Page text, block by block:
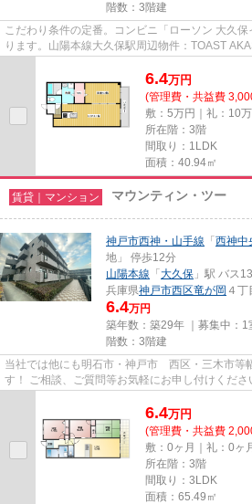
階数：3階建
こだわり条件の定番。コンビニ「ローソン 大久
ります。山陽本線大久保駅周辺物件：TOAST
6.4万円
(管理費・共益費
敷：5万円｜礼：10
所在階：3階
間取り：1LDK
面積：40.94㎡
賃貸｜マンション マウンティン・ツー
神戸市西神・山手線 「 西神中
地」 停歩12分
山陽本線 「 大久保 」駅 バス
兵庫県神戸市西区竜が岡 ４丁
6.4万円
築年数：築29年 ｜募集中： 1
階数：3階建
当社では他にも明石市・神戸市 西区・三木市等
す！ ご相談、ご質問等お気軽にお申し付けくださ
6.4万円
(管理費・共益費
敷：0ヶ月｜礼：0ヶ
所在階：3階
間取り：3LDK
面積：65.49㎡